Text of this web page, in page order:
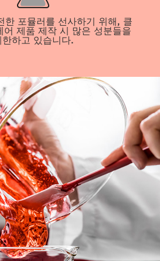
한 포뮬러를 선사하기 위해, 클
어 제품 제작 시 많은 성분들을
한하고 있습니다.